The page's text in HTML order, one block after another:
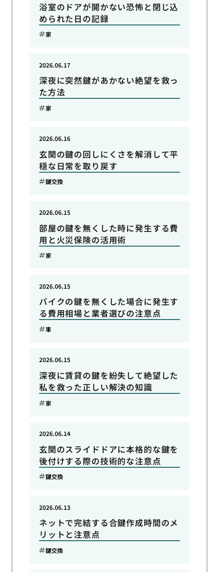
浴室のドアが開かない恐怖と閉じ込
められた日の記録
家
深夜に突然鍵があかない絶望を救っ
た方法
2026.06.17
家
玄関の鍵の回しにくさを解消して平
穏な日常を取り戻す
2026.06.16
鍵交換
部屋の鍵を無くした時に発生する費
用と火災保険の活用術
2026.06.15
家
バイクの鍵を無くした場合に発生す
る費用相場と業者選びの注意点
2026.06.15
車
深夜に賃貸の鍵を紛失して絶望した
私を救った正しい解決の知識
2026.06.15
家
玄関のスライドドアに本格的な鍵を
後付けする際の技術的な注意点
2026.06.14
鍵交換
ネットで完結する合鍵作成時間のメ
リットと注意点
2026.06.13
鍵交換